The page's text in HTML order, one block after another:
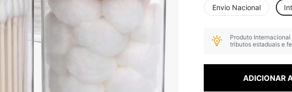
Envio Nacional
Produto
tributos estaduais e
ADICIONAR